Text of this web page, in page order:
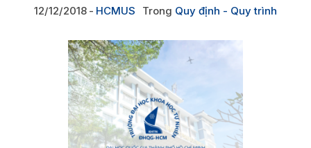
12/12/2018 HCMUS Trong Quy định - Quy trình